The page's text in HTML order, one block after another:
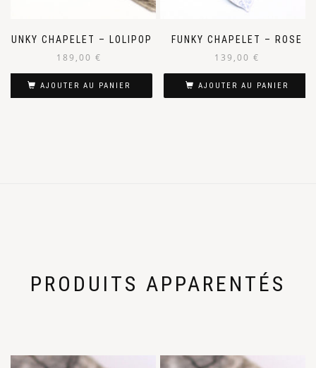
FUNKY CHAPELET – LOLIPOP
189,00 €
AJOUTER AU PANIER
FUNKY CHAPELET – ROSE
139,00 €
AJOUTER AU PANIER
PRODUITS APPARENTÉS